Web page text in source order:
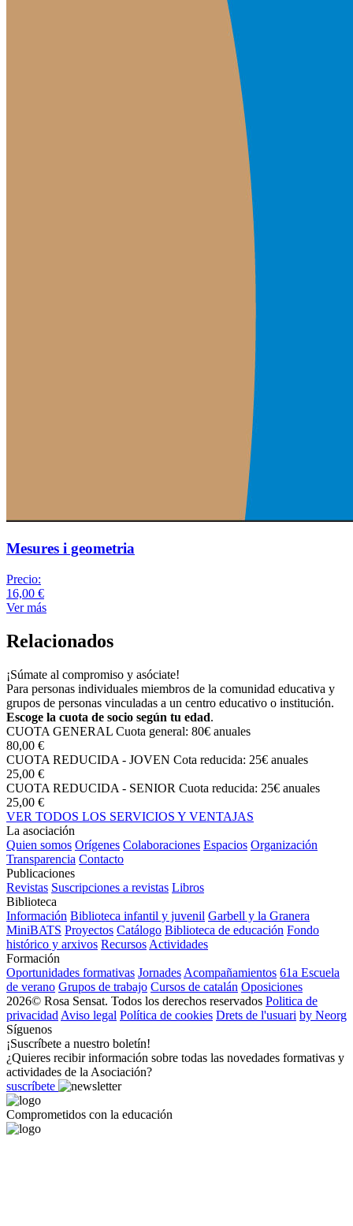
Mesures i geometria
Precio:
16,00 €
Ver más
Relacionados
¡Súmate al compromiso y asóciate!
Para personas individuales miembros de la comunidad educativa y
grupos de personas vinculadas a un centro educativo o institución.
Escoge la cuota de socio según tu edad.
CUOTA GENERAL Cuota general: 80€ anuales
80,00 €
CUOTA REDUCIDA - JOVEN Cota reducida: 25€ anuales
25,00 €
CUOTA REDUCIDA - SENIOR Cuota reducida: 25€ anuales
25,00 €
VER TODOS LOS SERVICIOS Y VENTAJAS
La asociación
Quien somos Orígenes Colaboraciones Espacios Organización
Transparencia Contacto
Publicaciones
Revistas Suscripciones a revistas Libros
Biblioteca
Información Biblioteca infantil y juvenil Garbell y la Granera
MiniBATS Proyectos Catálogo Biblioteca de educación Fondo
histórico y arxivos Recursos Actividades
Formación
Oportunidades formativas Jornades Acompañamientos 61a Escuela
de verano Grupos de trabajo Cursos de catalán Oposiciones
2026© Rosa Sensat. Todos los derechos reservados Politica de
privacidad Aviso legal Política de cookies Drets de l'usuari by Neorg
Síguenos
¡Suscríbete a nuestro boletín!
¿Quieres recibir información sobre todas las novedades formativas y
actividades de la Asociación?
suscríbete
Comprometidos con la educación